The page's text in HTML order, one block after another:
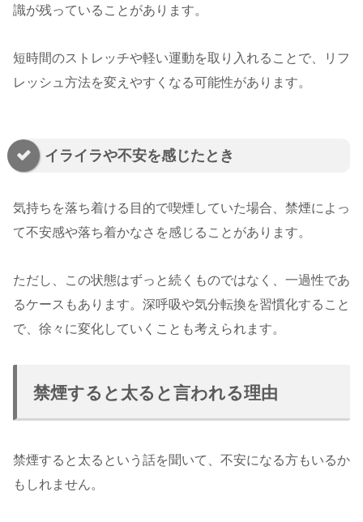
識が残っていることがあります。
短時間のストレッチや軽い運動を取り入れることで、リフ
レッシュ方法を変えやすくなる可能性があります。
イライラや不安を感じたとき
気持ちを落ち着ける目的で喫煙していた場合、禁煙によっ
て不安感や落ち着かなさを感じることがあります。
ただし、この状態はずっと続くものではなく、一過性であ
るケースもあります。深呼吸や気分転換を習慣化すること
で、徐々に変化していくことも考えられます。
禁煙すると太ると言われる理由
禁煙すると太るという話を聞いて、不安になる方もいるか
もしれません。